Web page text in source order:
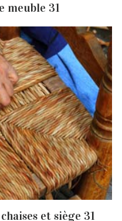
meuble 31
et siège 31